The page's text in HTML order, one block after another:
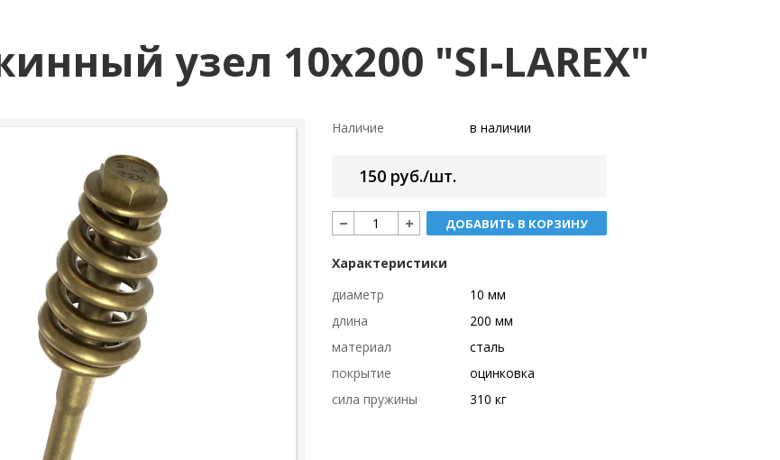
узел 10х200 "SI-LAREX"
Наличие в наличии
150 руб./шт.
ДОБАВИТЬ В КОРЗИНУ
Характеристики
диаметр
10 мм
длина
200 мм
материал
сталь
покрытие
оцинковка
сила пружины
310 кг